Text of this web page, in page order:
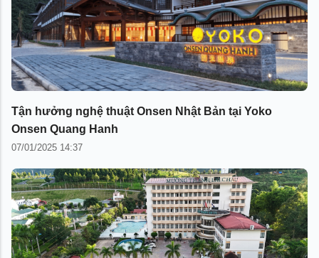
Tận hưởng nghệ thuật Onsen Nhật Bản tại Yoko
Onsen Quang Hanh
07/01/2025 14:37